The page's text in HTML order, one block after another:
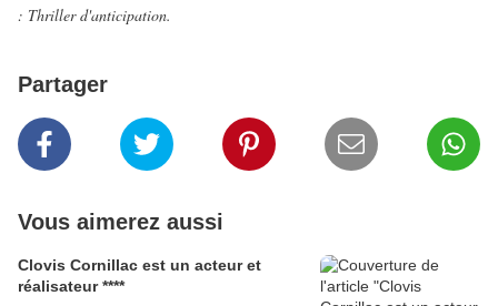
: Thriller d'anticipation.
Partager
Vous aimerez aussi
Clovis Cornillac est un acteur et
réalisateur ****